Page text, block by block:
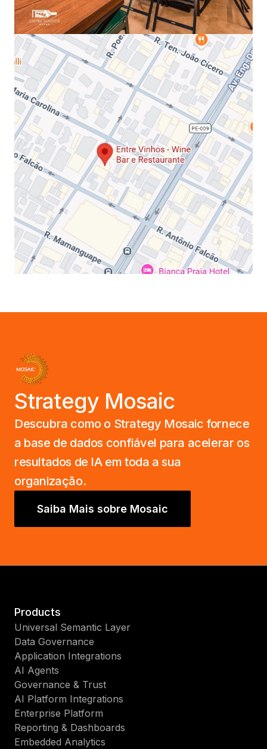
Strategy Mosaic
Descubra como o Strategy Mosaic fornece
a base de dados confiável para acelerar os
resultados de IA em toda a sua
organização.
Saiba Mais sobre Mosaic
Products
Universal Semantic Layer
Data Governance
Application Integrations
AI Agents
Governance & Trust
AI Platform Integrations
Enterprise Platform
Reporting & Dashboards
Embedded Analytics